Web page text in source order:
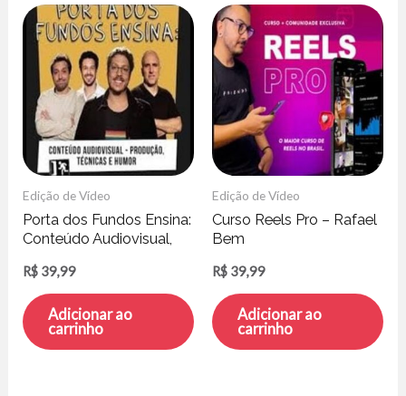
Edição de Vídeo
Porta dos Fundos Ensina:
Conteúdo Audiovisual,
Humor
R$ 39,99
Adicionar ao
carrinho
Edição de Vídeo
Curso Reels Pro – Rafael
Bem
R$ 39,99
Adicionar ao
carrinho